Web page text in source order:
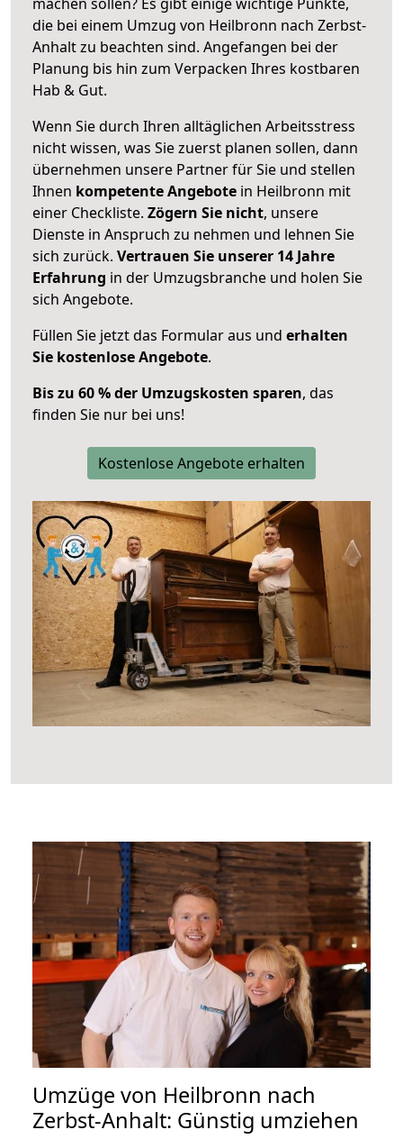
die bei einem Umzug von Heilbronn nach Zerbst-
Anhalt zu beachten sind. Angefangen bei der
Planung bis hin zum Verpacken Ihres kostbaren
Hab & Gut.
Wenn Sie durch Ihren alltäglichen Arbeitsstress
nicht wissen, was Sie zuerst planen sollen, dann
übernehmen unsere Partner für Sie und stellen
Ihnen kompetente Angebote in Heilbronn mit
einer Checkliste. Zögern Sie nicht, unsere
Dienste in Anspruch zu nehmen und lehnen Sie
sich zurück. Vertrauen Sie unserer 14 Jahre
Erfahrung in der Umzugsbranche und holen Sie
sich Angebote.
Füllen Sie jetzt das Formular aus und erhalten
Sie kostenlose Angebote.
Bis zu 60 % der Umzugskosten sparen, das
finden Sie nur bei uns!
Kostenlose Angebote erhalten
Umzüge von Heilbronn nach
Zerbst-Anhalt: Günstig umziehen